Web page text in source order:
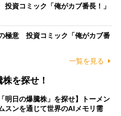
資コミック「俺がカブ番長！」
極意 投資コミック「俺がカブ番
一覧を見る
を探せ！
明日の爆騰株」を探せ】トーメン
スンを通じて世界のAIメモリ需